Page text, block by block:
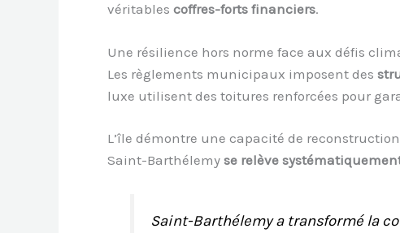
véritables coffres-forts financiers.
Une résilience hors norme face aux défis
Les règlements municipaux imposent des
luxe utilisent des toitures renforcées pour
L’île démontre une capacité de
Saint-Barthélemy se relève
Saint-Barthélemy a transformé la